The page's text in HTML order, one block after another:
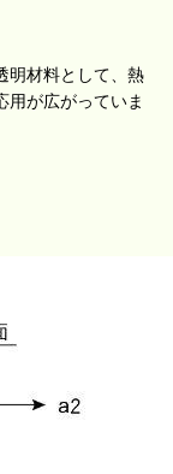
明材料として、熱
用が広がっていま